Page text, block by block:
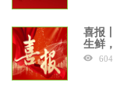
喜报
生鲜
604